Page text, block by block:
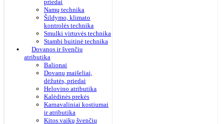
priedai
Namų technika
Šildymo, klimato
kontrolės technika
Smulki virtuvės technika
Stambi buitinė technika
Dovanos ir švenčių
atributika
Balionai
Dovanų maišeliai,
dėžutės, priedai
Helovino atributika
Kalėdinės prekės
Karnavaliniai kostiumai
ir atributika
Kitos vaikų švenčių